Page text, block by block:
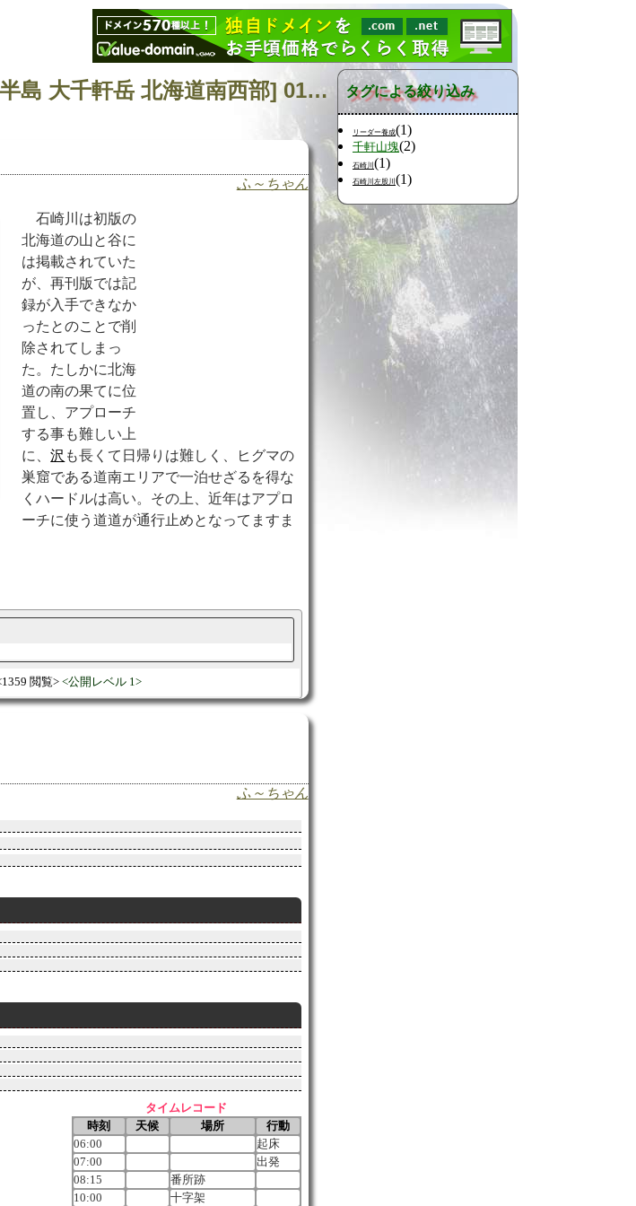
日記の検索 [タグ:山行記録 渡島半島 大千軒岳 北海道南西部] 01～02(02件中)
ふ～ちゃん
石崎川は初版の
北海道の山と谷に
は掲載されていた
が、再刊版では記
録が入手できなか
ったとのことで削
除されてしまっ
た。たしかに北海
道の南の果てに位
置し、アプローチ
する事も難しい上
に、沢 も長くて日帰りは難しく、ヒグマの
巣窟である道南エリアで一泊せざるを得な
くハードルは高い。その上、近年はアプロ
ーチに使う道道が通行止めとなってますま
1359 閲覧 公開レベル 1
ふ～ちゃん
タイムレコード
時刻
天候 場所
行動
06:00
起床
07:00
出発
08:15
番所跡
10:00
十字架
タグによる絞り込み
リーダー養成(1)
千軒山塊(2)
石崎川 (1)
石崎川左股川 (1)